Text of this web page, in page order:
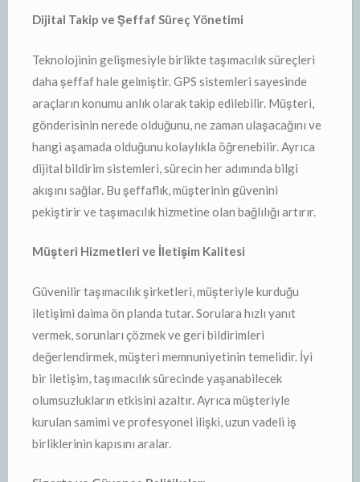
Dijital Takip ve Şeffaf Süreç Yönetimi
Teknolojinin gelişmesiyle birlikte taşımacılık süreçleri
daha şeffaf hale gelmiştir. GPS sistemleri sayesinde
araçların konumu anlık olarak takip edilebilir. Müşteri,
gönderisinin nerede olduğunu, ne zaman ulaşacağını ve
hangi aşamada olduğunu kolaylıkla öğrenebilir. Ayrıca
dijital bildirim sistemleri, sürecin her adımında bilgi
akışını sağlar. Bu şeffaflık, müşterinin güvenini
pekiştirir ve taşımacılık hizmetine olan bağlılığı artırır.
Müşteri Hizmetleri ve İletişim Kalitesi
Güvenilir taşımacılık şirketleri, müşteriyle kurduğu
iletişimi daima ön planda tutar. Sorulara hızlı yanıt
vermek, sorunları çözmek ve geri bildirimleri
değerlendirmek, müşteri memnuniyetinin temelidir. İyi
bir iletişim, taşımacılık sürecinde yaşanabilecek
olumsuzlukların etkisini azaltır. Ayrıca müşteriyle
kurulan samimi ve profesyonel ilişki, uzun vadeli iş
birliklerinin kapısını aralar.